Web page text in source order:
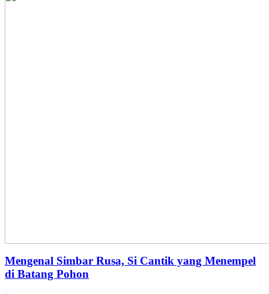
Mengenal Simbar Rusa, Si Cantik yang Menempel
di Batang Pohon